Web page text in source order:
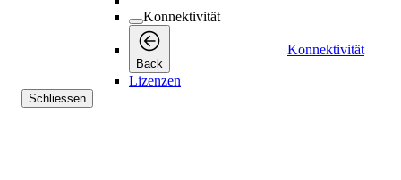
Konnektivität
Back
Konnektivität
Lizenzen
Schliessen